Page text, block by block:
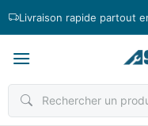
Livraison rapide partout